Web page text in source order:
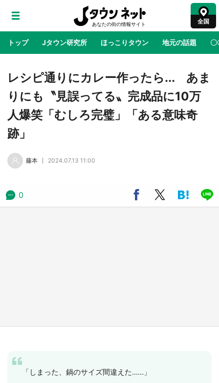
全国
トップ Jタウン研究所 ほっこりタウン 地元の話題 〇
地域×二次元 絶景 あの時はありがとう 物語がはじ
ラプラス・ダークネスが栃木県を征服！？ 県
公式プロモ動画で「聖地」が生産されてます
む 六本木ヒルズ展望台でコラボ、本邦初公開
日向翔陽＆影山飛雄が笹かまを食べる！ アニ
メ『ハイキュー！！』×老舗「鐘崎」コラボで
レシピ通りにカレー作ったら... あま
りにも〝見誤ってる〟完成品に10万
人爆笑「むしろ完璧」「ある意味奇
跡」
藤本 2024.07.13 11:00
0
「しまった、鍋のサイズ間違えた......」